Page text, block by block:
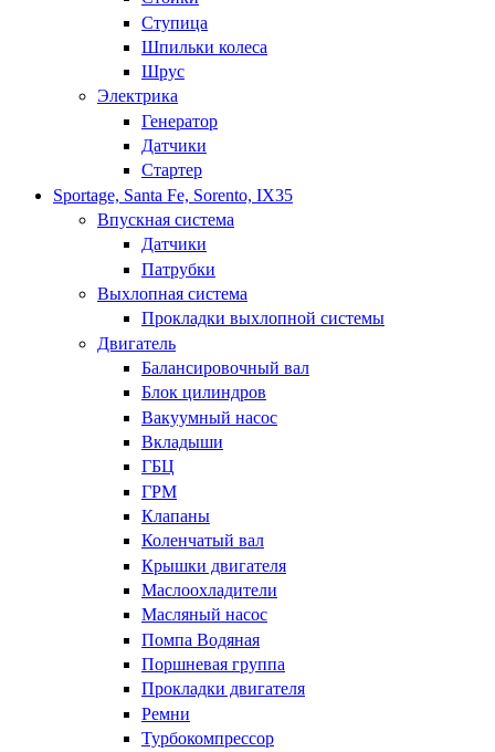
Ступица
Шпильки колеса
Шрус
Электрика
Генератор
Датчики
Стартер
Sportage, Santa Fe, Sorento, IX35
Впускная система
Датчики
Патрубки
Выхлопная система
Прокладки выхлопной системы
Двигатель
Балансировочный вал
Блок цилиндров
Вакуумный насос
Вкладыши
ГБЦ
ГРМ
Клапаны
Коленчатый вал
Крышки двигателя
Маслоохладители
Масляный насос
Помпа Водяная
Поршневая группа
Прокладки двигателя
Ремни
Турбокомпрессор